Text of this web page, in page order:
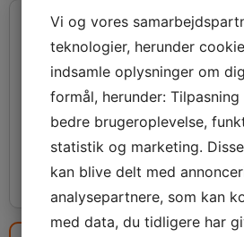
EL-TJEK / EL-
859,-
(Inkl. moms 1073,75,-)
Gennemgang af boligens
rapport og kørsel.
Vi og vores
teknologier, herunder
indsamle oplysninger om
formål, herunder:
bedre brugeroplevelse,
statistik og marketing.
kan blive delt med
analysepartnere, som kan
med data, du tidligere har